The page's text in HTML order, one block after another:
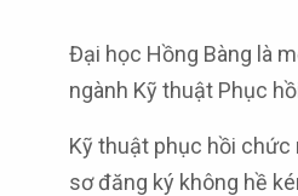
Đại học Hồng Bàng là
ngành Kỹ thuật Phục
Kỹ thuật phục hồi chức
sơ đăng ký không hề